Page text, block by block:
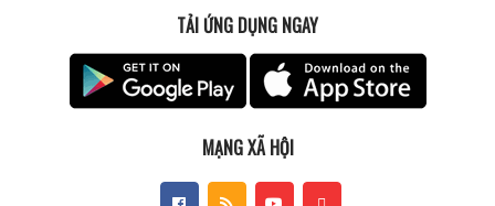
TẢI ỨNG DỤNG NGAY
MẠNG XÃ HỘI